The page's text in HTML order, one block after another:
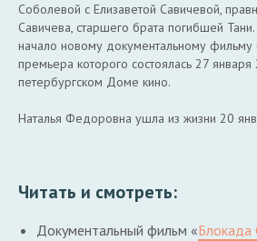
Соболевой с Елизаветой Савичевой,
Савичева, старшего брата погибшей
начало новому документальному фильму
премьера которого состоялась 27
петербургском Доме кино.
Наталья Федоровна ушла из жизни 20
Читать и смотреть:
Документальный фильм «Блокада